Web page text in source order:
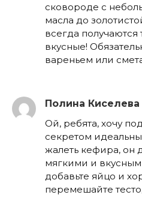
сковороде с
масла до
всегда
вкусные!
вареньем или
Полина Киселева
Ой, ребята, хочу
секретом
жалеть кефира, он
мягкими и
добавьте яйцо и
перемешайте